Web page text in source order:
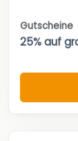
Gutscheine
25% auf